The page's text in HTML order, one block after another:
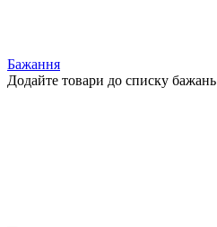
Бажання
Додайте товари до списку бажань